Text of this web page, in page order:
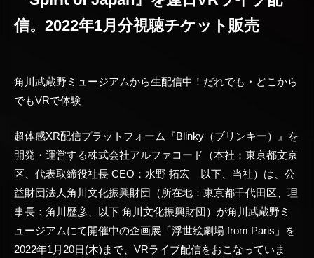
信。2022年1月分視聴チケット販売
角川武蔵野ミュージアムから生配信中！だれでも・どこから
でもVRで体験
超体感XR配信プラットフォーム『Blinky（ブリンキー）』を
開発・運営する株式会社アルファコード（本社：東京都文京
区、代表取締役社長 CEO：水野 拓宏 以下、当社）は、公
益財団法人角川文化振興財団（所在地：東京都千代田区、理
事長：角川歴彦、以下 角川文化振興財団）が角川武蔵野ミ
ュージアムにて開催中の企画展「浮世絵劇場 from Paris」を
2022年1月20日(木)まで、VRライブ配信をおこなっていま